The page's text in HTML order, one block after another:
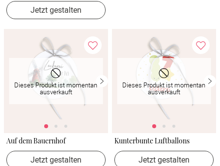
Jetzt gestalten
Dieses Produkt ist momentan
ausverkauft
Auf dem Bauernhof
Jetzt gestalten
Dieses Produkt ist momentan
ausverkauft
Kunterbunte Luftballons
Jetzt gestalten